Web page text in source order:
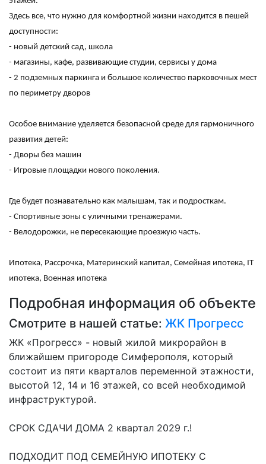
Здесь все, что нужно для комфортной жизни находится в пешей
доступности:
- новый детский сад, школа
- магазины, кафе, развивающие студии, сервисы у дома
- 2 подземных паркинга и большое количество парковочных мест
по периметру дворов
Особое внимание уделяется безопасной среде для гармоничного
развития детей:
- Дворы без машин
- Игровые площадки нового поколения.
Где будет познавательно как малышам, так и подросткам.
- Спортивные зоны с уличными тренажерами.
- Велодорожки, не пересекающие проезжую часть.
Ипотека, Рассрочка, Материнский капитал, Семейная ипотека, IT
ипотека, Военная ипотека
Подробная информация об объекте
Смотрите в нашей статье: ЖК Прогресс
ЖК «Прогресс» - новый жилой микрорайон в
ближайшем пригороде Симферополя, который
состоит из пяти кварталов переменной этажности,
высотой 12, 14 и 16 этажей, со всей необходимой
инфраструктурой.
СРОК СДАЧИ ДОМА 2 квартал 2029 г.!
ПОДХОДИТ ПОД СЕМЕЙНУЮ ИПОТЕКУ С